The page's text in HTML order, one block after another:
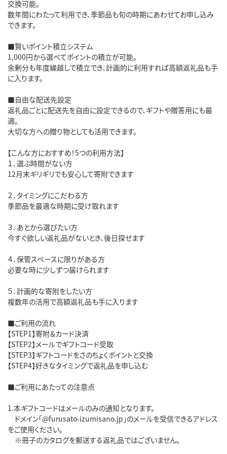
交換可能。
数年間にわたって利用でき、季節品も旬の時期にあわせてお申し込み
できます。
■賢いポイント積立システム
1,000円から選べてポイントの積立が可能。
余剰分も年度繰越しで積立でき、計画的に利用すれば高額返礼品も手
に入ります。
■自由な配送先設定
返礼品ごとに配送先を自由に設定できるので、ギフトや贈答用にも最
適。
大切な方への贈り物としても活用できます。
【こんな方におすすめ！5つの利用方法】
１．選ぶ時間がない方
12月末ギリギリでも安心して寄附できます
２．タイミングにこだわる方
季節品を最適な時期に受け取れます
３．あとから選びたい方
今すぐ欲しい返礼品がないとき、後日探せます
４．保管スペースに限りがある方
必要な時に少しずつ届けられます
５．計画的な寄附をしたい方
複数年の活用で高額返礼品も手に入ります
■ご利用の流れ
【STEP1】寄附＆カード決済
【STEP2】メールでギフトコード受取
【STEP3】ギフトコードをさのちょくポイントと交換
【STEP4】好きなタイミングで返礼品を申し込む
■ご利用にあたっての注意点
1.本ギフトコードはメールのみの通知となります。
ドメイン「@furusato-izumisano.jp」のメールを受信できるアドレス
をご使用ください。
※冊子のカタログを郵送する返礼品ではございません。